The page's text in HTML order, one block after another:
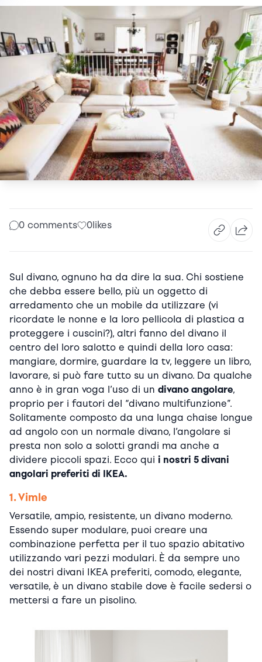
0 comments 0 likes
Sul divano, ognuno ha da dire la sua. Chi sostiene
che debba essere bello, più un oggetto di
arredamento che un mobile da utilizzare (vi
ricordate le nonne e la loro pellicola di plastica a
proteggere i cuscini?), altri fanno del divano il
centro del loro salotto e quindi della loro casa:
mangiare, dormire, guardare la tv, leggere un libro,
lavorare, si può fare tutto su un divano. Da qualche
anno è in gran voga l’uso di un divano angolare,
proprio per i fautori del “divano multifunzione”.
Solitamente composto da una lunga chaise longue
ad angolo con un normale divano, l’angolare si
presta non solo a solotti grandi ma anche a
dividere piccoli spazi. Ecco qui i nostri 5 divani
angolari preferiti di IKEA.
1. Vimle
Versatile, ampio, resistente, un divano moderno.
Essendo super modulare, puoi creare una
combinazione perfetta per il tuo spazio abitativo
utilizzando vari pezzi modulari. È da sempre uno
dei nostri divani IKEA preferiti, comodo, elegante,
versatile, è un divano stabile dove è facile sedersi o
mettersi a fare un pisolino.